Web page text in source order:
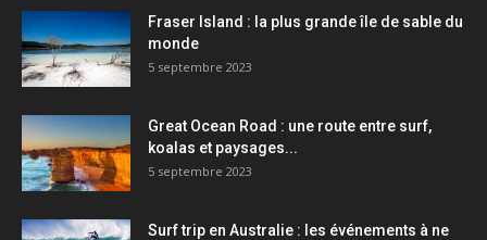
Fraser Island : la plus grande île de sable du
monde
5 septembre 2023
Great Ocean Road : une route entre surf,
koalas et paysages...
5 septembre 2023
Surf trip en Australie : les événements à ne